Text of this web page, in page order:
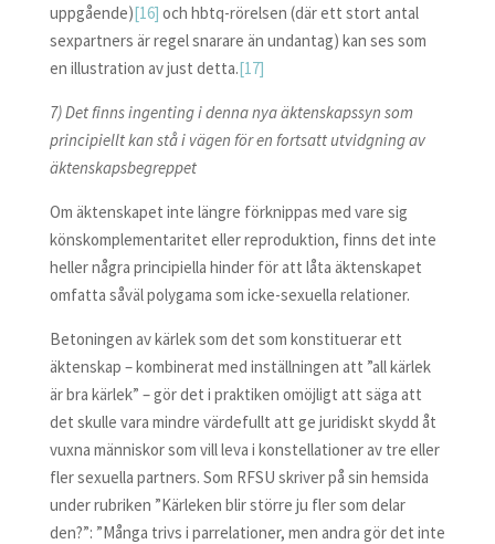
uppgående)[16] och hbtq-rörelsen (där ett stort antal
sexpartners är regel snarare än undantag) kan ses som
en illustration av just detta.[17]
7) Det finns ingenting i denna nya äktenskapssyn som
principiellt kan stå i vägen för en fortsatt utvidgning av
äktenskapsbegreppet
Om äktenskapet inte längre förknippas med vare sig
könskomplementaritet eller reproduktion, finns det inte
heller några principiella hinder för att låta äktenskapet
omfatta såväl polygama som icke-sexuella relationer.
Betoningen av kärlek som det som konstituerar ett
äktenskap – kombinerat med inställningen att ”all kärlek
är bra kärlek” – gör det i praktiken omöjligt att säga att
det skulle vara mindre värdefullt att ge juridiskt skydd åt
vuxna människor som vill leva i konstellationer av tre eller
fler sexuella partners. Som RFSU skriver på sin hemsida
under rubriken ”Kärleken blir större ju fler som delar
den?”: ”Många trivs i parrelationer, men andra gör det inte